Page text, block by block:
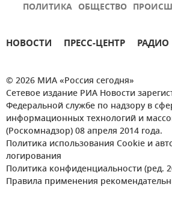
ПОЛИТИКА ОБЩЕСТВО
НОВОСТИ ПРЕСС-ЦЕНТР РАДИО
© 2026 МИА «Россия сегодня»
Сетевое издание РИА Новости
Федеральной службе по надзору в
информационных технологий и
(Роскомнадзор) 08 апреля 2014 года.
Политика использования Cookie и
логирования
Политика конфиденциальности (ред.
Правила применения